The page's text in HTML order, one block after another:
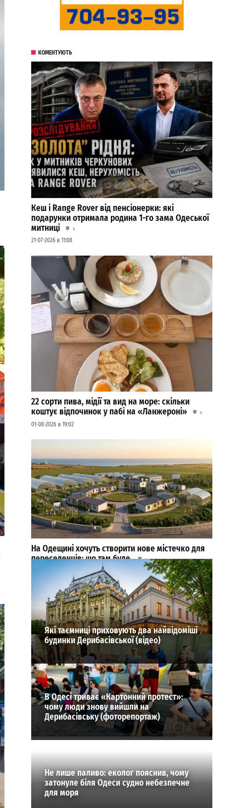
КОМЕНТУЮТЬ
Кеш і Range Rover від пенсіонерки: які
подарунки отримала родина 1-го зама Одеської
митниці
1
21-07-2026 в 11:08
22 сорти пива, мідії та вид на море: скільки
коштує відпочинок у пабі на «Ланжероні»
1
01-08-2026 в 19:02
На Одещині хочуть створити нове містечко для
переселенців: що там буде
1
27-07-2026 в 19:31
ВИБІР РЕДАКЦІЇ
Які таємниці приховують два найвідоміші
будинки Дерибасівської (відео)
В Одесі триває «Картонний протест»:
чому люди знову вийшли на
Дерибасівську (фоторепортаж)
Не лише паливо: еколог пояснив, чому
затонуле біля Одеси судно небезпечне
для моря